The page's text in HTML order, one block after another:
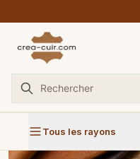
Tous les rayons